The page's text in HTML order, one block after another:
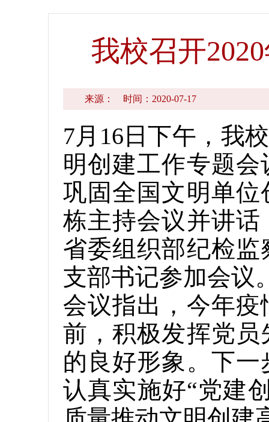
我校召开
来源： 时间：2020-07-17
7月16日下午，我
明创建工作专题
巩固全国文明单
栋主持会议并讲
省委组织部纪检
支部书记参加会议
会议指出，今年
前，积极发挥党
的良好形象。下
认真实施好“党建